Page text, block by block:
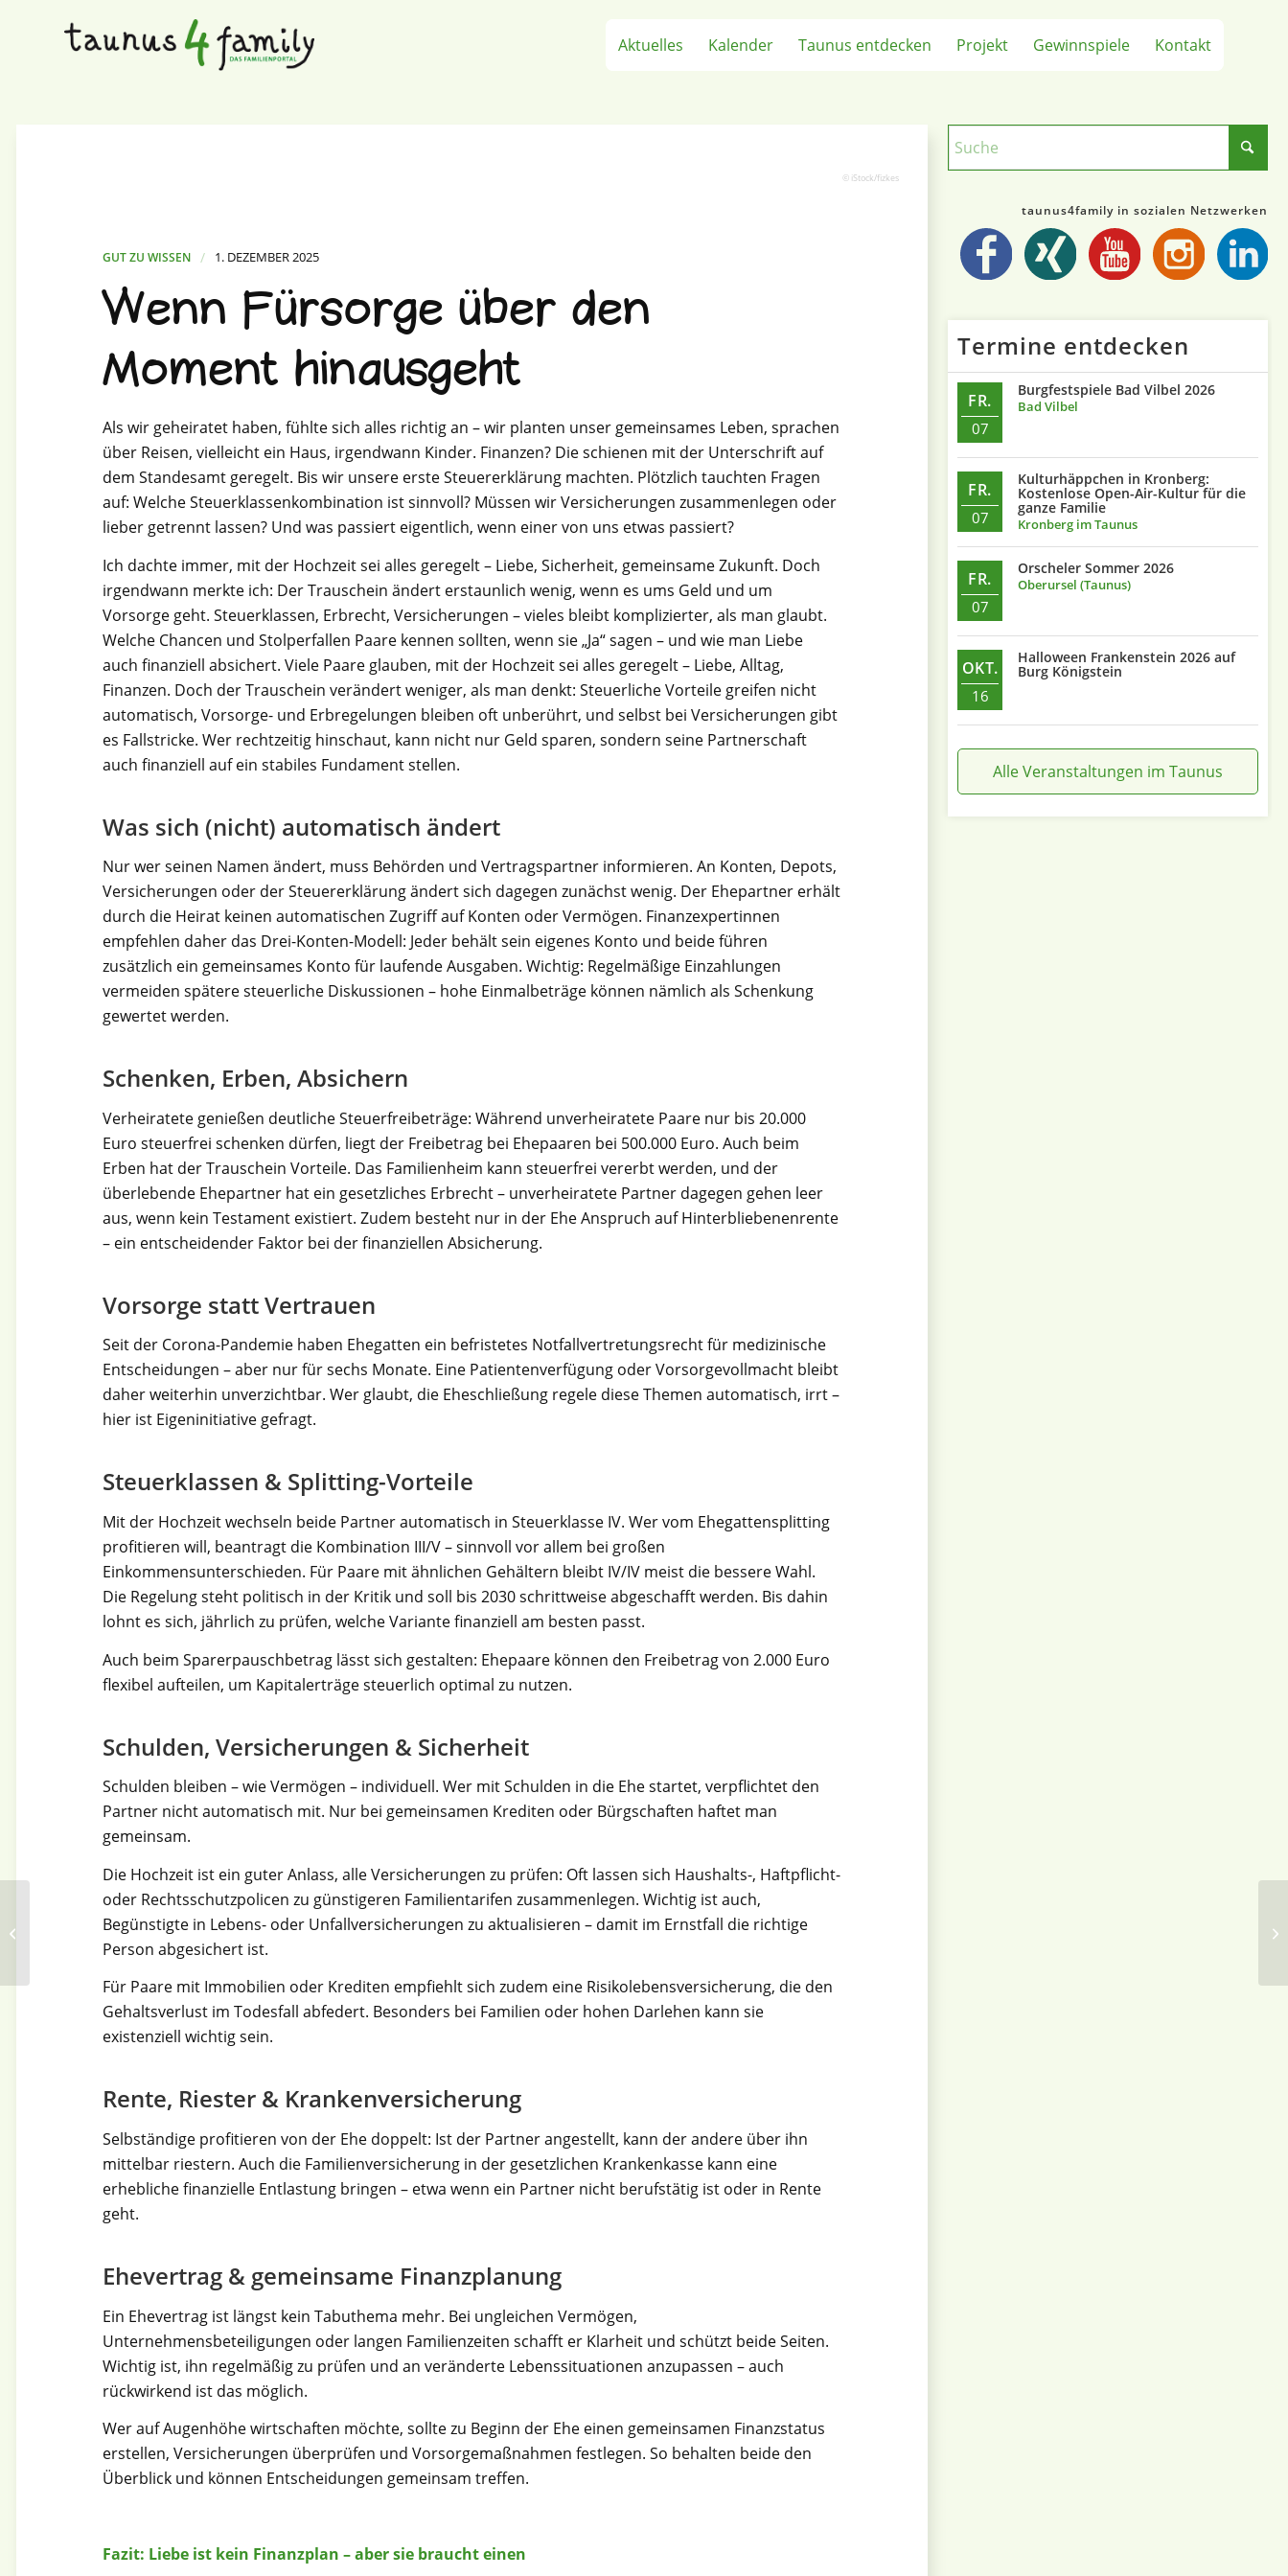
Aktuelles Kalender Taunus entdecken Projekt Gewinnspiele Kontakt
© iStock/fizkes
GUT ZU WISSEN / 1. DEZEMBER 2025
Wenn Fürsorge über den
Moment hinausgeht
Als wir geheiratet haben, fühlte sich alles richtig an – wir planten unser gemeinsames Leben, sprachen
über Reisen, vielleicht ein Haus, irgendwann Kinder. Finanzen? Die schienen mit der Unterschrift auf
dem Standesamt geregelt. Bis wir unsere erste Steuererklärung machten. Plötzlich tauchten Fragen
auf: Welche Steuerklassenkombination ist sinnvoll? Müssen wir Versicherungen zusammenlegen oder
lieber getrennt lassen? Und was passiert eigentlich, wenn einer von uns etwas passiert?
Ich dachte immer, mit der Hochzeit sei alles geregelt – Liebe, Sicherheit, gemeinsame Zukunft. Doch
irgendwann merkte ich: Der Trauschein ändert erstaunlich wenig, wenn es ums Geld und um
Vorsorge geht. Steuerklassen, Erbrecht, Versicherungen – vieles bleibt komplizierter, als man glaubt.
Welche Chancen und Stolperfallen Paare kennen sollten, wenn sie „Ja“ sagen – und wie man Liebe
auch finanziell absichert. Viele Paare glauben, mit der Hochzeit sei alles geregelt – Liebe, Alltag,
Finanzen. Doch der Trauschein verändert weniger, als man denkt: Steuerliche Vorteile greifen nicht
automatisch, Vorsorge- und Erbregelungen bleiben oft unberührt, und selbst bei Versicherungen gibt
es Fallstricke. Wer rechtzeitig hinschaut, kann nicht nur Geld sparen, sondern seine Partnerschaft
auch finanziell auf ein stabiles Fundament stellen.
Was sich (nicht) automatisch ändert
Nur wer seinen Namen ändert, muss Behörden und Vertragspartner informieren. An Konten, Depots,
Versicherungen oder der Steuererklärung ändert sich dagegen zunächst wenig. Der Ehepartner erhält
durch die Heirat keinen automatischen Zugriff auf Konten oder Vermögen. Finanzexpertinnen
empfehlen daher das Drei-Konten-Modell: Jeder behält sein eigenes Konto und beide führen
zusätzlich ein gemeinsames Konto für laufende Ausgaben. Wichtig: Regelmäßige Einzahlungen
vermeiden spätere steuerliche Diskussionen – hohe Einmalbeträge können nämlich als Schenkung
gewertet werden.
Schenken, Erben, Absichern
Verheiratete genießen deutliche Steuerfreibeträge: Während unverheiratete Paare nur bis 20.000
Euro steuerfrei schenken dürfen, liegt der Freibetrag bei Ehepaaren bei 500.000 Euro. Auch beim
Erben hat der Trauschein Vorteile. Das Familienheim kann steuerfrei vererbt werden, und der
überlebende Ehepartner hat ein gesetzliches Erbrecht – unverheiratete Partner dagegen gehen leer
aus, wenn kein Testament existiert. Zudem besteht nur in der Ehe Anspruch auf Hinterbliebenenrente
– ein entscheidender Faktor bei der finanziellen Absicherung.
Vorsorge statt Vertrauen
Seit der Corona-Pandemie haben Ehegatten ein befristetes Notfallvertretungsrecht für medizinische
Entscheidungen – aber nur für sechs Monate. Eine Patientenverfügung oder Vorsorgevollmacht bleibt
daher weiterhin unverzichtbar. Wer glaubt, die Eheschließung regele diese Themen automatisch, irrt –
hier ist Eigeninitiative gefragt.
Steuerklassen & Splitting-Vorteile
Mit der Hochzeit wechseln beide Partner automatisch in Steuerklasse IV. Wer vom Ehegattensplitting
profitieren will, beantragt die Kombination III/V – sinnvoll vor allem bei großen
Einkommensunterschieden. Für Paare mit ähnlichen Gehältern bleibt IV/IV meist die bessere Wahl.
Die Regelung steht politisch in der Kritik und soll bis 2030 schrittweise abgeschafft werden. Bis dahin
lohnt es sich, jährlich zu prüfen, welche Variante finanziell am besten passt.
Auch beim Sparerpauschbetrag lässt sich gestalten: Ehepaare können den Freibetrag von 2.000 Euro
flexibel aufteilen, um Kapitalerträge steuerlich optimal zu nutzen.
Schulden, Versicherungen & Sicherheit
Schulden bleiben – wie Vermögen – individuell. Wer mit Schulden in die Ehe startet, verpflichtet den
Partner nicht automatisch mit. Nur bei gemeinsamen Krediten oder Bürgschaften haftet man
gemeinsam.
Die Hochzeit ist ein guter Anlass, alle Versicherungen zu prüfen: Oft lassen sich Haushalts-, Haftpflicht-
oder Rechtsschutzpolicen zu günstigeren Familientarifen zusammenlegen. Wichtig ist auch,
Begünstigte in Lebens- oder Unfallversicherungen zu aktualisieren – damit im Ernstfall die richtige
Person abgesichert ist.
Für Paare mit Immobilien oder Krediten empfiehlt sich zudem eine Risikolebensversicherung, die den
Gehaltsverlust im Todesfall abfedert. Besonders bei Familien oder hohen Darlehen kann sie
existenziell wichtig sein.
Rente, Riester & Krankenversicherung
Selbständige profitieren von der Ehe doppelt: Ist der Partner angestellt, kann der andere über ihn
mittelbar riestern. Auch die Familienversicherung in der gesetzlichen Krankenkasse kann eine
erhebliche finanzielle Entlastung bringen – etwa wenn ein Partner nicht berufstätig ist oder in Rente
geht.
Ehevertrag & gemeinsame Finanzplanung
Ein Ehevertrag ist längst kein Tabuthema mehr. Bei ungleichen Vermögen,
Unternehmensbeteiligungen oder langen Familienzeiten schafft er Klarheit und schützt beide Seiten.
Wichtig ist, ihn regelmäßig zu prüfen und an veränderte Lebenssituationen anzupassen – auch
rückwirkend ist das möglich.
Wer auf Augenhöhe wirtschaften möchte, sollte zu Beginn der Ehe einen gemeinsamen Finanzstatus
erstellen, Versicherungen überprüfen und Vorsorgemaßnahmen festlegen. So behalten beide den
Überblick und können Entscheidungen gemeinsam treffen.
Fazit: Liebe ist kein Finanzplan – aber sie braucht einen
taunus4family in sozialen Netzwerken
Termine entdecken
FR.
07
Burgfestspiele Bad Vilbel 2026
Bad Vilbel
FR.
07
Kulturhäppchen in Kronberg:
Kostenlose Open-Air-Kultur für die
ganze Familie
Kronberg im Taunus
FR.
07
Orscheler Sommer 2026
Oberursel (Taunus)
OKT.
16
Halloween Frankenstein 2026 auf
Burg Königstein
Alle Veranstaltungen im Taunus
Advents- und
Weihnachtsmärkte im
Taunus und der Region